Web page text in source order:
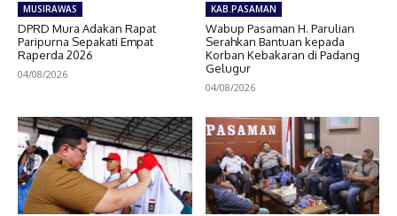
MUSIRAWAS
DPRD Mura Adakan Rapat
Paripurna Sepakati Empat
Raperda 2026
04/08/2026
KAB.PASAMAN
Wabup Pasaman H. Parulian
Serahkan Bantuan kepada
Korban Kebakaran di Padang
Gelugur
04/08/2026